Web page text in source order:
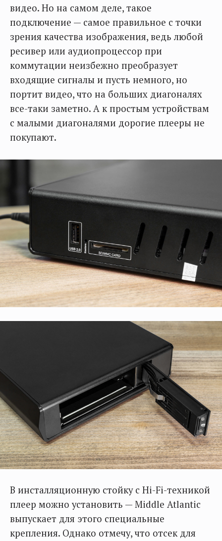
видео. Но на самом деле, такое
подключение — самое правильное с точки
зрения качества изображения, ведь любой
ресивер или аудиопроцессор при
коммутации неизбежно преобразует
входящие сигналы и пусть немного, но
портит видео, что на больших диагоналях
все-таки заметно. А к простым устройствам
с малыми диагоналями дорогие плееры не
покупают.
В инсталляционную стойку с Hi-Fi-техникой
плеер можно установить — Middle Atlantic
выпускает для этого специальные
крепления. Однако отмечу, что отсек для